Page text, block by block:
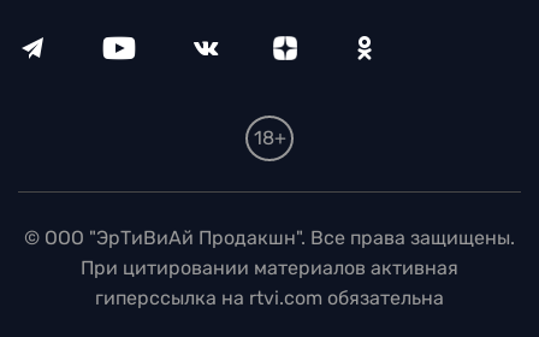
18+
© ООО "ЭрТиВиАй Продакшн". Все права защищены.
При цитировании материалов активная
гиперссылка на rtvi.com обязательна